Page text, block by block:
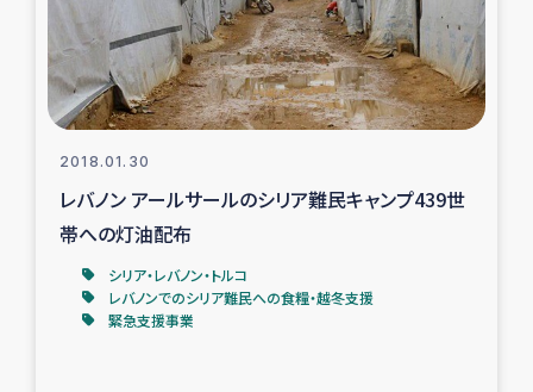
レバノンでのシリア難民への食糧・越冬支援
レバノンにおける緊急支援
レバノンでのシリア難民への教育支援事業
レバノンでのシリア難民・レバノン人への農業支援
海外ルーツの市民との共生
2018.01.30
レバノン アールサールのシリア難民キャンプ439世
帯への灯油配布
シリア・レバノン・トルコ
レバノンでのシリア難民への食糧・越冬支援
緊急支援事業